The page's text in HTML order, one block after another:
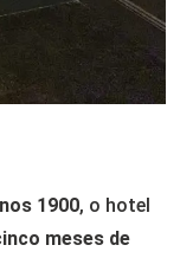
1900, o hotel
meses de